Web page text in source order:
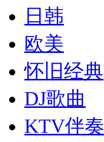
日韩
欧美
怀旧经典
DJ歌曲
KTV伴奏